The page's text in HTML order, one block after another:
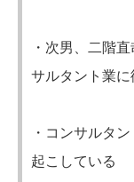
・次男、二階
サルタント業に
・コンサルタ
起こしている